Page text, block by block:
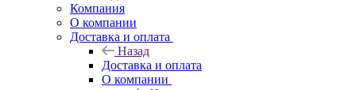
Компания
О компании
Доставка и оплата
Назад
Доставка и оплата
О компании